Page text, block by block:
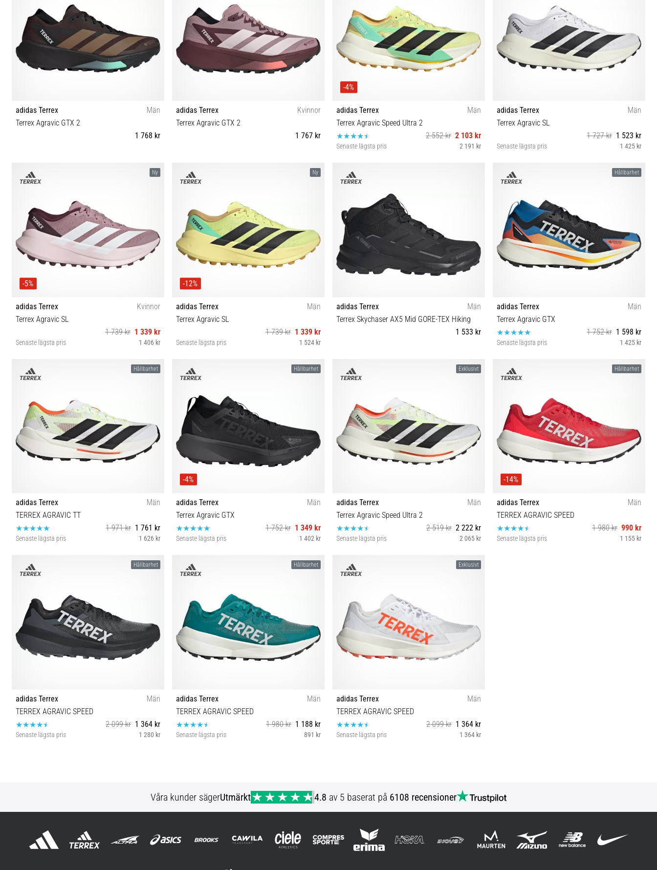
adidas Terrex
Män
Terrex Agravic GTX 2
1 768 kr
40⅔ 41⅓ 42 42⅔ 43⅓ 44 44⅔ 45⅓ 46 46⅔ 47⅓
adidas Terrex
Kvinnor
Terrex Agravic GTX 2
1 767 kr
36⅔ 37⅓ 38 38⅔ 39⅓ 40 40⅔ 41⅓ 42 42⅔ 43⅓
-4%
adidas Terrex
Män
Terrex Agravic Speed Ultra 2
2 552 kr 2 103 kr
Senaste lägsta pris 2 191 kr
40⅔ 41⅓ 42 42⅔ 43⅓ 44 44⅔ 45⅓ 46 46⅔ 47⅓
adidas Terrex
Män
Terrex Agravic SL
1 727 kr 1 523 kr
Senaste lägsta pris 1 425 kr
41⅓ 42 42⅔ 43⅓ 44 44⅔ 45⅓ 46 46⅔
Ny
-5%
adidas Terrex
Kvinnor
Terrex Agravic SL
1 739 kr 1 339 kr
Senaste lägsta pris 1 406 kr
36⅔ 37⅓ 38 38⅔ 39⅓ 40 40⅔ 41⅓ 42 42⅔
Ny
-12%
adidas Terrex
Män
Terrex Agravic SL
1 739 kr 1 339 kr
Senaste lägsta pris 1 524 kr
40⅔ 42 42⅔ 43⅓ 44 44⅔ 45⅓ 46 46⅔ 47⅓
adidas Terrex
Män
Terrex Skychaser AX5 Mid GORE-TEX Hiking
1 533 kr
Hållbarhet
adidas Terrex
Män
Terrex Agravic GTX
1 752 kr 1 598 kr
Senaste lägsta pris 1 425 kr
Hållbarhet
adidas Terrex
Män
TERREX AGRAVIC TT
1 971 kr 1 761 kr
Senaste lägsta pris 1 626 kr
Hållbarhet
-4%
adidas Terrex
Män
Terrex Agravic GTX
1 752 kr 1 349 kr
Senaste lägsta pris 1 402 kr
41⅓ 42 42⅔ 43⅓ 44 44⅔ 45⅓ 46⅔
Exklusivt
adidas Terrex
Män
Terrex Agravic Speed Ultra 2
2 519 kr 2 222 kr
Senaste lägsta pris 2 065 kr
Hållbarhet
-14%
adidas Terrex
Män
TERREX AGRAVIC SPEED
1 980 kr 990 kr
Senaste lägsta pris 1 155 kr
Hållbarhet
adidas Terrex
Män
TERREX AGRAVIC SPEED
2 099 kr 1 364 kr
Senaste lägsta pris 1 280 kr
Hållbarhet
adidas Terrex
Män
TERREX AGRAVIC SPEED
1 980 kr 1 188 kr
Senaste lägsta pris 891 kr
Exklusivt
adidas Terrex
Män
TERREX AGRAVIC SPEED
2 099 kr 1 364 kr
Senaste lägsta pris 1 364 kr
Våra kunder sägerUtmärkt 4.8 av 5 baserat på 6108 recensioner